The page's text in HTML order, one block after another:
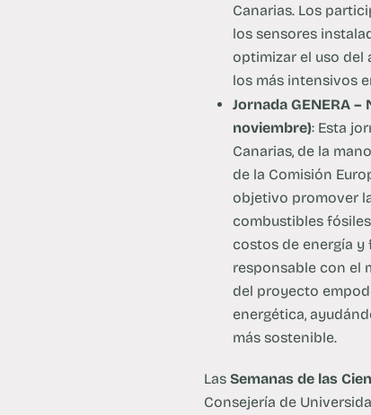
Canarias. Los
los sensores
optimizar el uso del
los más intensivos
Jornada GENERA
noviembre): Esta
Canarias, de la
de la Comisión
objetivo promover
combustibles
costos de energía
responsable con el
del proyecto
energética,
más sostenible.
LasSemanas de las
Consejería de